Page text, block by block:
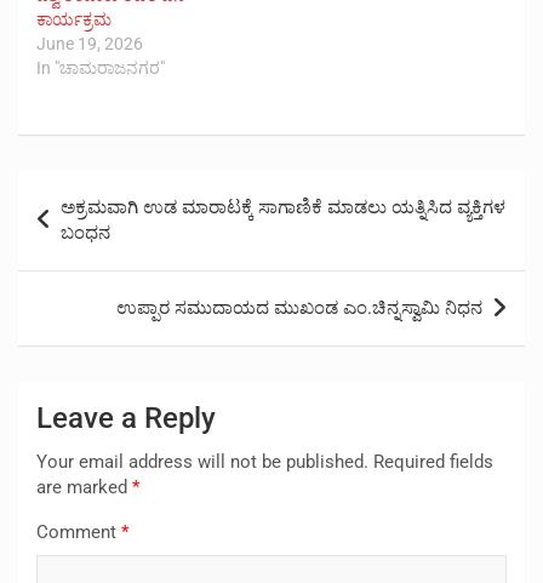
ಕಾರ್ಯಕ್ರಮ
June 19, 2026
In "ಚಾಮರಾಜನಗರ"
navigation
ಅಕ್ರಮವಾಗಿ ಉಡ ಮಾರಾಟಕ್ಕೆ ಸಾಗಾಣಿಕೆ ಮಾಡಲು ಯತ್ನಿಸಿದ ವ್ಯಕ್ತಿಗಳ
ಬಂಧನ
ಉಪ್ಪಾರ ಸಮುದಾಯದ ಮುಖಂಡ ಎಂ.ಚಿನ್ನಸ್ವಾಮಿ ನಿಧನ
Leave a Reply
Your email address will not be published. Required fields
are marked *
Comment *